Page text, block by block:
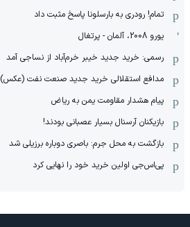
تمام! رودری به بارسلونا پاسخ مثبت داد
یورو 2008، آلمان - پرتغال
رسمی: خرید جدید خیبر خرم‌آباد از نساجی آمد
مدافع استقلالی خرید جدید صنعت نفت (عکس)
پیام هشدار مقاومت یمن به ریاض
بازیکنان آرسنال بسیار عصبانی بودند!
بازگشت به محل جرم: باصری دوباره برزیلی شد
پی‌اس‌جی اولین خرید خود را نهایی کرد